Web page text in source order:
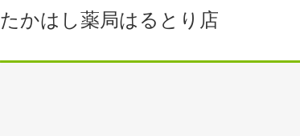
たかはし薬局はるとり店